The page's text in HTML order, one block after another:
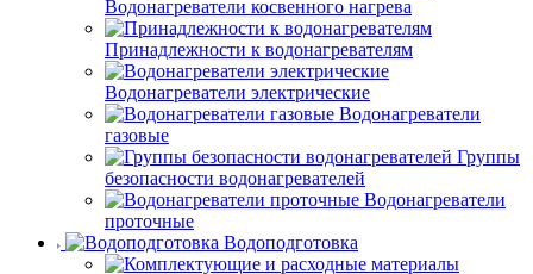
Водонагреватели косвенного нагрева
Принадлежности к водонагревателям
Водонагреватели электрические
Водонагреватели
газовые
Группы
безопасности водонагревателей
Водонагреватели
проточные
Водоподготовка